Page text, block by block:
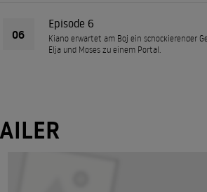
06
Episode 6
Kiano erwartet am Boj ein schockierender
Elja und Moses zu einem Portal.